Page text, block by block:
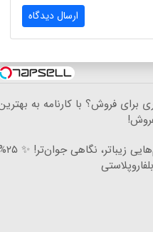
ارسال دیدگاه
برای فروش؟ با کارنامه به
🎯 چشم‌هایی